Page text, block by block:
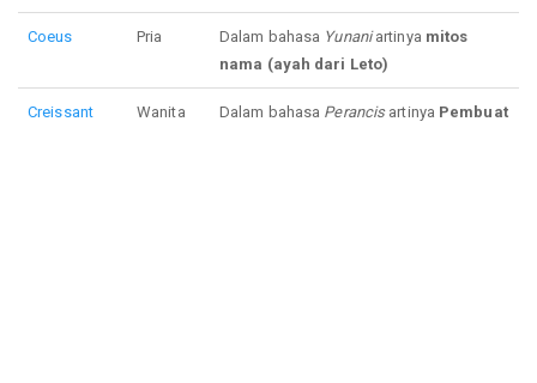
Coeus Pria Dalam bahasa Yunaniartinya mitos
nama (ayah dari Leto)
Creissant Wanita Dalam bahasa Perancisartinya Pembuat